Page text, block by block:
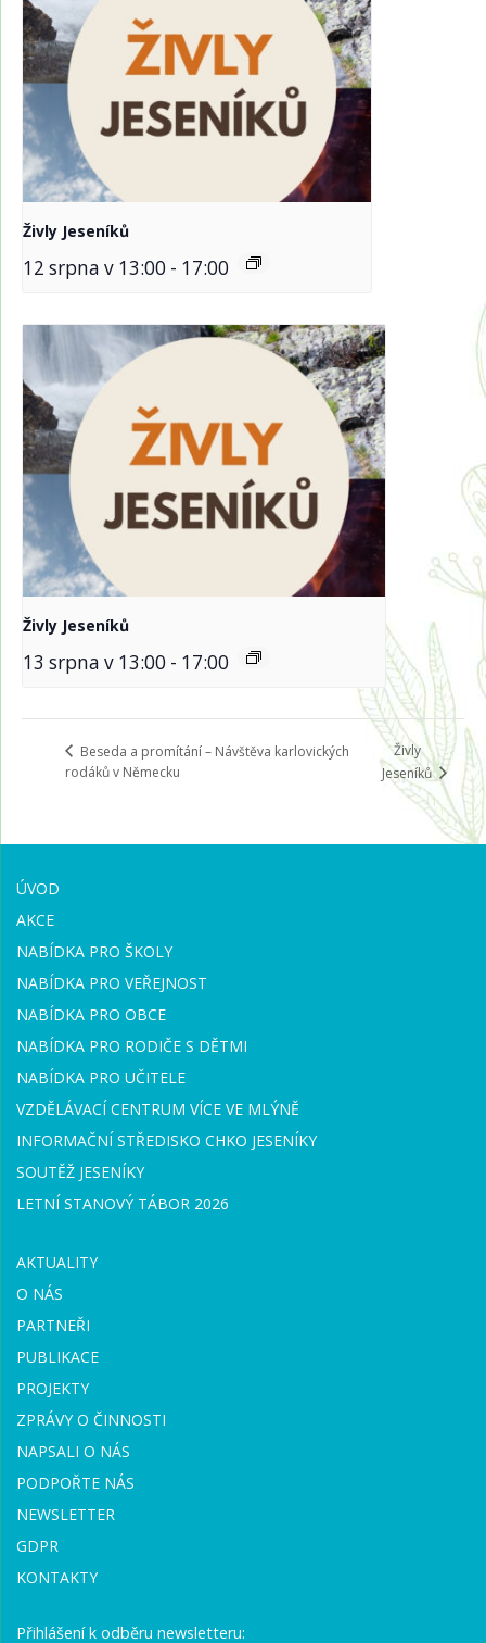
Živly Jeseníků
12 srpna v 13:00 - 17:00
Živly Jeseníků
13 srpna v 13:00 - 17:00
Beseda a promítání – Návštěva karlovických
rodáků v Německu
Živly
Jeseníků
ÚVOD
AKCE
NABÍDKA PRO ŠKOLY
NABÍDKA PRO VEŘEJNOST
NABÍDKA PRO OBCE
NABÍDKA PRO RODIČE S DĚTMI
NABÍDKA PRO UČITELE
VZDĚLÁVACÍ CENTRUM VÍCE VE MLÝNĚ
INFORMAČNÍ STŘEDISKO CHKO JESENÍKY
SOUTĚŽ JESENÍKY
LETNÍ STANOVÝ TÁBOR 2026
AKTUALITY
O NÁS
PARTNEŘI
PUBLIKACE
PROJEKTY
ZPRÁVY O ČINNOSTI
NAPSALI O NÁS
PODPOŘTE NÁS
NEWSLETTER
GDPR
KONTAKTY
Přihlášení k odběru newsletteru: